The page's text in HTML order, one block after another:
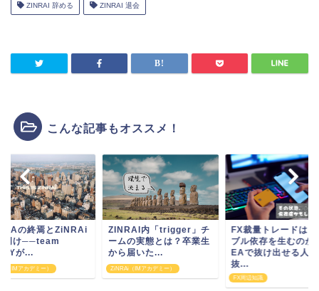
ZINRAI 辞める ZINRAI 退会
こんな記事もオススメ！
（IMアカデミー）
内「trigger」チ
の実態とは？卒業生
いた...
FX周辺知識
FX裁量トレードはギャン
ブル依存を生むのか？
EAで抜け出せる人・
抜...
ZiNRAi（IMアカデミー）
IYOVIAの終焉と
の夜明け──team
KELLYが...